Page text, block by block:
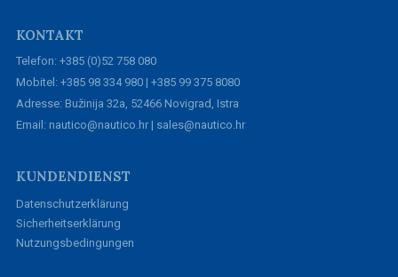
KONTAKT
Telefon: +385 (0)52 758 080
Mobitel: +385 98 334 980 | +385 99 375 8080
Adresse: Bužinija 32a, 52466 Novigrad, Istra
Email: nautico@nautico.hr | sales@nautico.hr
KUNDENDIENST
Datenschutzerklärung
Sicherheitserklärung
Nutzungsbedingungen